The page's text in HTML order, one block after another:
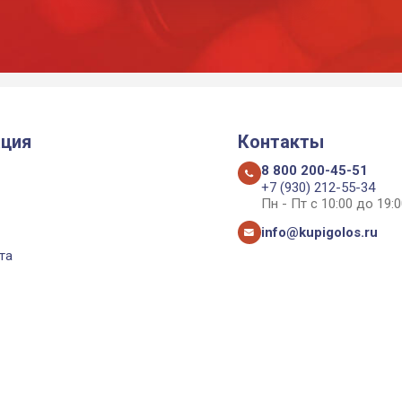
Контакты
8 800 200-45-51
+7 (930) 212-55-34
Пн - Пт с 10:00 до
info@kupigolos.ru